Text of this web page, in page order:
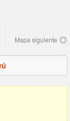
Mapa siguiente